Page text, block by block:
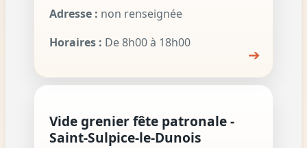
Adresse : non renseignée
Horaires : De 8h00 à 18h00
➔
Vide grenier fête patronale -
Saint-Sulpice-le-Dunois